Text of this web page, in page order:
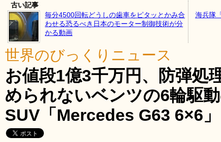
古い記事
毎分4500回転どうしの歯車をピタッとかみ合
わせる恐るべき日本のモーター制御技術が分
かる動画
海兵隊
世界のびっくりニュース
お値段1億3千万円、防弾処
められないベンツの6輪駆
SUV「Mercedes G63 6×6」